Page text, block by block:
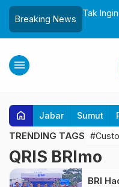
Breaking News
Mitigasi Bencana
Lewat Boneka
Tak
PAD
menu
home Jabar Sumut
TRENDING TAGS
QRIS BRImo
BRI